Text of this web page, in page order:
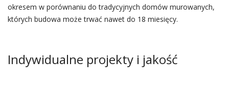
okresem w porównaniu do tradycyjnych domów murowanych,
których budowa może trwać nawet do 18 miesięcy.
Indywidualne projekty i jakość